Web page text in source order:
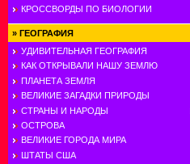
КРОССВОРДЫ ПО БИОЛОГИИ
» ГЕОГРАФИЯ
УДИВИТЕЛЬНАЯ ГЕОГРАФИЯ
КАК ОТКРЫВАЛИ НАШУ ЗЕМЛЮ
ПЛАНЕТА ЗЕМЛЯ
ВЕЛИКИЕ ЗАГАДКИ ПРИРОДЫ
СТРАНЫ И НАРОДЫ
ОСТРОВА
ВЕЛИКИЕ ГОРОДА МИРА
ШТАТЫ США